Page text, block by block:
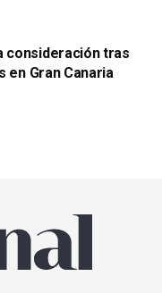
consideración tras
en Gran Canaria